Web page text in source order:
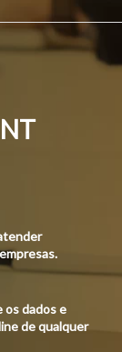
os dados e
de qualquer